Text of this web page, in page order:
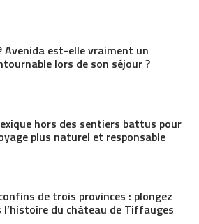
Avenida est-elle vraiment un
lors de son séjour ?
hors des sentiers battus pour
plus naturel et responsable
de trois provinces : plongez
l’histoire du château de Tiffauges